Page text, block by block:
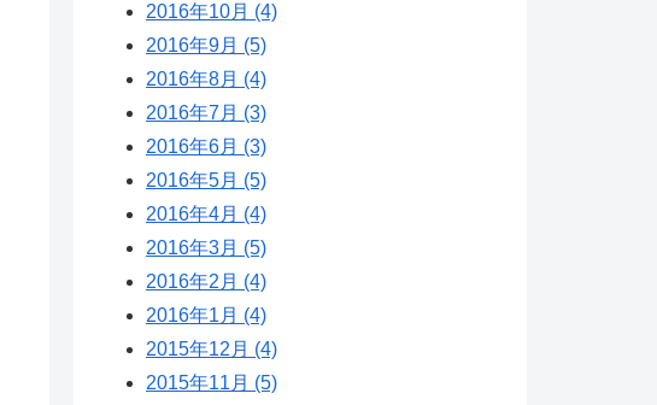
2016年10月 (4)
2016年9月 (5)
2016年8月 (4)
2016年7月 (3)
2016年6月 (3)
2016年5月 (5)
2016年4月 (4)
2016年3月 (5)
2016年2月 (4)
2016年1月 (4)
2015年12月 (4)
2015年11月 (5)